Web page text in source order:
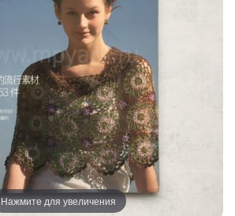
Нажмите для увеличения